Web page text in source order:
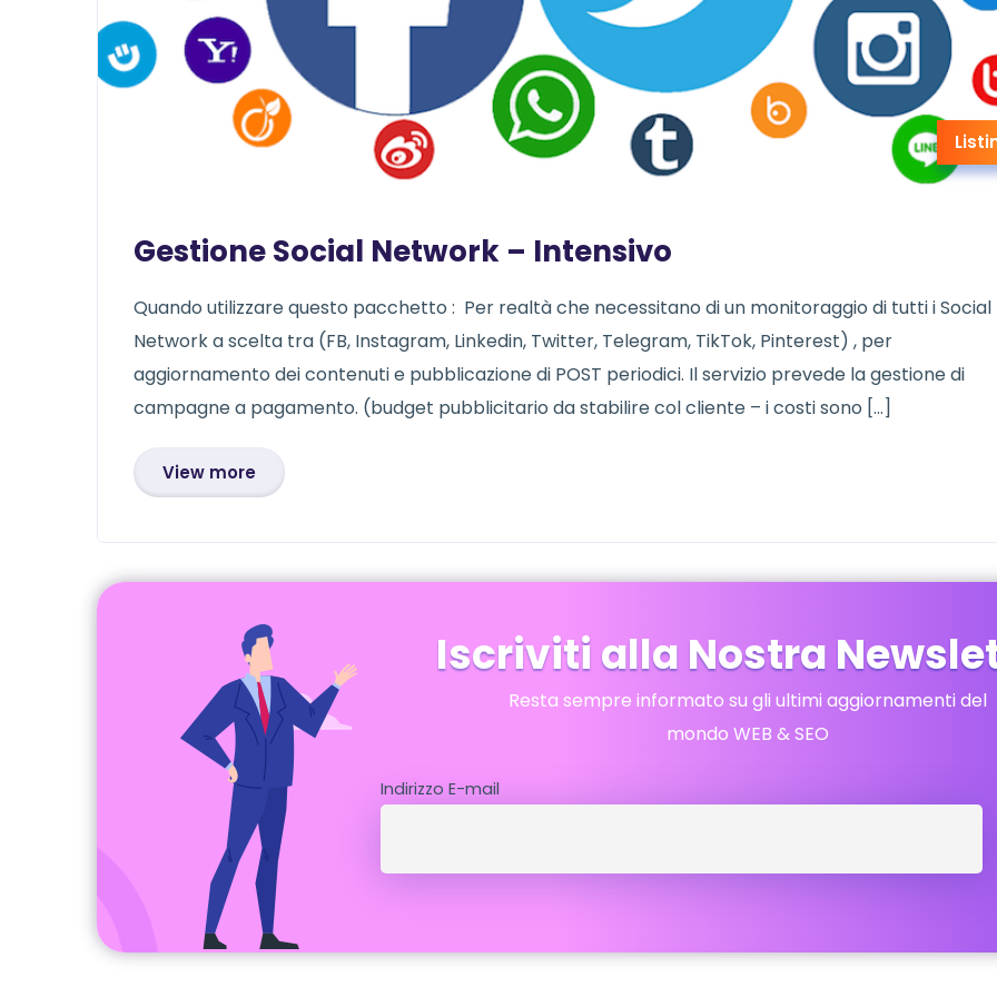
Gestione Social Network – Intensivo
Quando utilizzare questo pacchetto : Per realtà che necessitano di un monitoraggio di tutti i Social
Network a scelta tra (FB, Instagram, Linkedin, Twitter, Telegram, TikTok, Pinterest) , per
aggiornamento dei contenuti e pubblicazione di POST periodici. Il servizio prevede la gestione di
campagne a pagamento. (budget pubblicitario da stabilire col cliente – i costi sono […]
View more
Iscriviti alla Nostra
Resta sempre informato su gli ultimi aggiornamenti del
mondo WEB & SEO
Indirizzo E-mail